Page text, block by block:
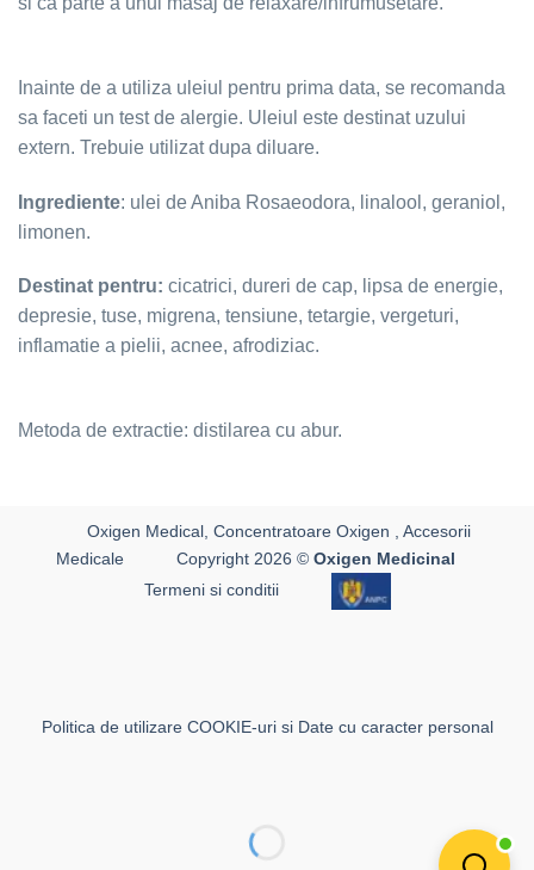
Inainte de a utiliza uleiul pentru prima data, se recomanda
sa faceti un test de alergie. Uleiul este destinat uzului
extern. Trebuie utilizat dupa diluare.
Ingrediente: ulei de Aniba Rosaeodora, linalool, geraniol,
limonen.
Destinat pentru: cicatrici, dureri de cap, lipsa de energie,
depresie, tuse, migrena, tensiune, tetargie, vergeturi,
inflamatie a pielii, acnee, afrodiziac.
Metoda de extractie: distilarea cu abur.
Oxigen Medical, Concentratoare Oxigen , Accesorii
Medicale
Copyright 2026 © Oxigen Medicinal
Termeni si conditii
Politica de utilizare COOKIE-uri si Date cu caracter personal